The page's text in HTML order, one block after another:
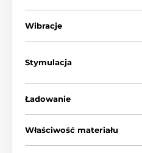
Wibracje
Stymulacja
Ładowanie
Właściwość materiału